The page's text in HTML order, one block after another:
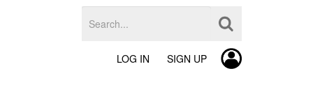
LOG IN SIGN UP